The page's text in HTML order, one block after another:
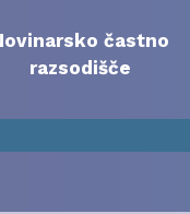
častno
razsodišče